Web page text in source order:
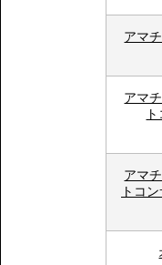
アマ
アマ
アマ
トコ